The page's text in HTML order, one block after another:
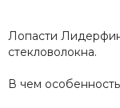
Лопасти
стекловолокна.
В чем